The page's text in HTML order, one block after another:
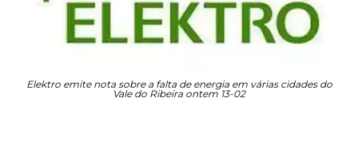
Elektro emite nota sobre a falta de energia em várias cidades do
Vale do Ribeira ontem 13-02